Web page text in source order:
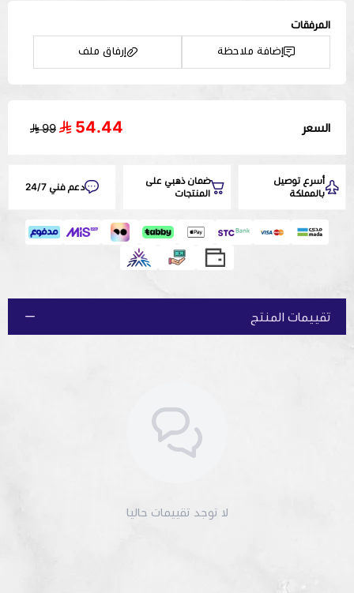
المرفقات
إضافة ملاحظة إرفاق ملف
اسحب و افلت الملف هنا
السعر 54.44
99
أسرع توصيل
بالمملكة
ضمان ذهبي على
المنتجات
دعم فني 24/7
تقييمات المنتج
لا توجد تقييمات حاليا